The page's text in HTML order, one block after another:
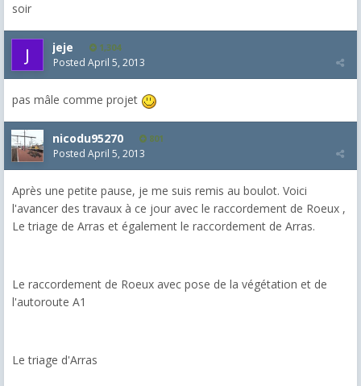
soir
jeje 1,304
Posted April 5, 2013
pas mâle comme projet
nicodu95270 801
Posted April 5, 2013
Après une petite pause, je me suis remis au boulot. Voici
l'avancer des travaux à ce jour avec le raccordement de Roeux ,
Le triage de Arras et également le raccordement de Arras.
Le raccordement de Roeux avec pose de la végétation et de
l'autoroute A1
Le triage d'Arras